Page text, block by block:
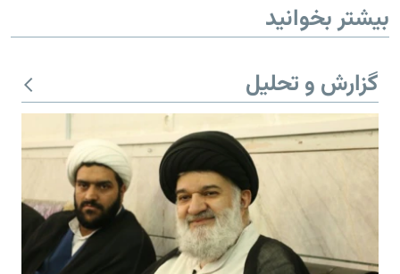
بیشتر بخوانید
گزارش و تحلیل